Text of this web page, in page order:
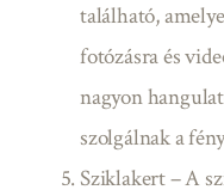
található,
fotózásra és
nagyon
szolgálnak a
Sziklakert – A